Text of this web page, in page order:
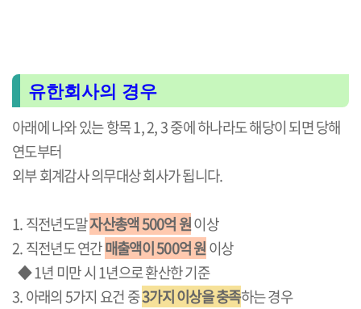
유한회사의 경우
아래에 나와 있는 항목 1, 2, 3 중에 하나라도 해당이 되면 당해
연도부터
외부 회계감사 의무대상 회사가 됩니다.
1. 직전년도말자산총액 500억 원이상
2. 직전년도 연간매출액이 500억 원이상
◆ 1년 미만 시 1년으로 환산한 기준
3. 아래의 5가지 요건 중3가지 이상을 충족하는 경우